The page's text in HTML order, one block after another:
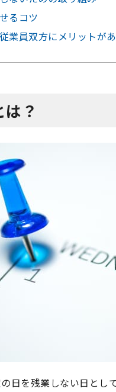
るコツ
業員双方にメリットが
？
日を残業しない日とし